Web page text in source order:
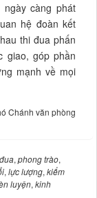
càng phát
hệ đoàn kết
thi đua phấn
giao, góp phần
mạnh về mọi
Chánh văn phòng
, phong trào,
, lực lượng, kiểm
luyện, kinh